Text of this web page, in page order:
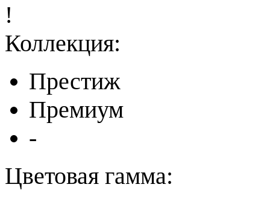
!
Коллекция:
Престиж
Премиум
-
Цветовая гамма: